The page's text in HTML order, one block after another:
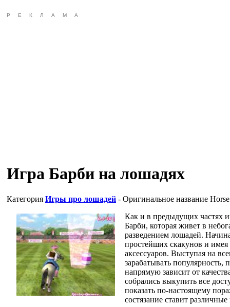
РЕКЛАМА
Игра Барби на лошадях
Категория Игры про лошадей - Оригинальное название
Как и в предыдущих частях
Барби, которая живет в
разведением лошадей.
простейших скакунов и
аксессуаров. Выступая на
зарабатывать
напрямую зависит от
собрались выкупить все
показать по-настоящему
состязание ставит